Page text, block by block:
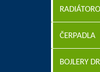
ČERPADLA
BOJLERY